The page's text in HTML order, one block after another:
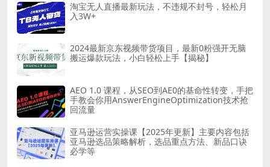
淘宝无人直播最新玩法，不违规不封号，轻松月
入3W+
2024最新京东视频带货项目，最新0粉强开无脑
搬运爆款玩法，小白轻松上手【揭秘】
AEO 1.0 课程，从SEO到AE0的基命性转变，手把
手教会你用AnswerEngineOptimization技术抢
回流量
亚马逊运营实操课【2025年更新】主要内容包括
亚马逊选品策略解析，选品重点方法、新品口诀
必学等